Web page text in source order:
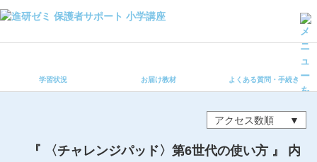
よくある質問・手続き
登録情報の変更・各種お手続き
学習状況 お届け教材 よくある質問・手続き
アクセス数順
『 〈チャレンジパッド〉第6世代の使い方 』 内